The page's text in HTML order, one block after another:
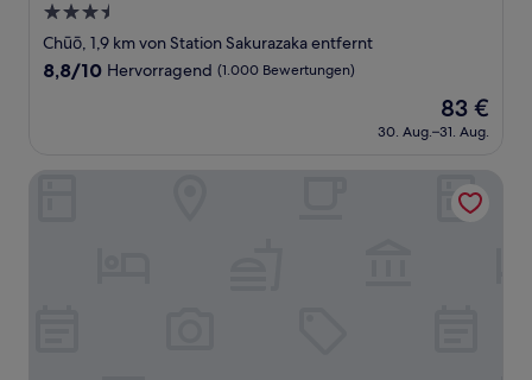
3.5-
Sterne-
Unterkunft
Chūō, 1,9 km von Station Sakurazaka entfernt
8.8
Bewertungen)
8,8/10 Hervorragend (1.000 Bewertungen)
Der
Preis
beträgt
83 €
30. Aug.–31. Aug.